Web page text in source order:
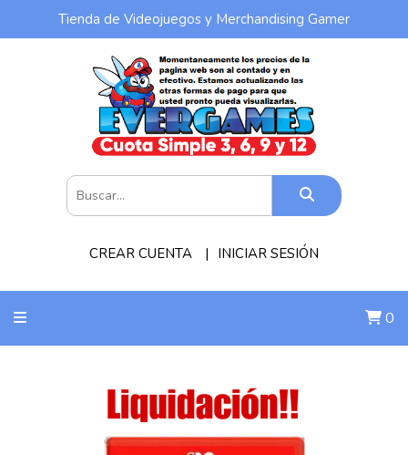
Tienda de Videojuegos y Merchandising Gamer
CREAR CUENTA INICIAR SESIÓN
0